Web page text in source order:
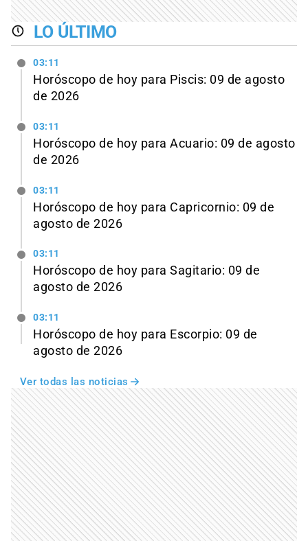
LO ÚLTIMO
03:11
Horóscopo de hoy para Piscis: 09 de agosto
de 2026
03:11
Horóscopo de hoy para Acuario: 09 de agosto
de 2026
03:11
Horóscopo de hoy para Capricornio: 09 de
agosto de 2026
03:11
Horóscopo de hoy para Sagitario: 09 de
agosto de 2026
03:11
Horóscopo de hoy para Escorpio: 09 de
agosto de 2026
Ver todas las noticias